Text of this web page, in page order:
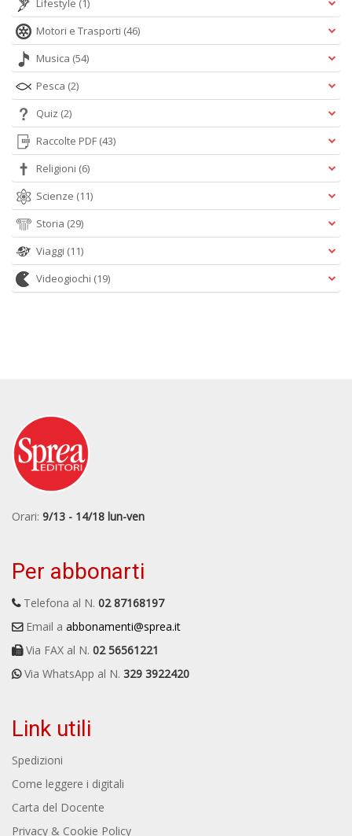
Lifestyle (1)
Motori e Trasporti (46)
Musica (54)
Pesca (2)
Quiz (2)
Raccolte PDF (43)
Religioni (6)
Scienze (11)
Storia (29)
Viaggi (11)
Videogiochi (19)
Orari: 9/13 - 14/18 lun-ven
Per abbonarti
Telefona al N. 02 87168197
Email a abbonamenti@sprea.it
Via FAX al N. 02 56561221
Via WhatsApp al N. 329 3922420
Link utili
Spedizioni
Come leggere i digitali
Carta del Docente
Privacy & Cookie Policy